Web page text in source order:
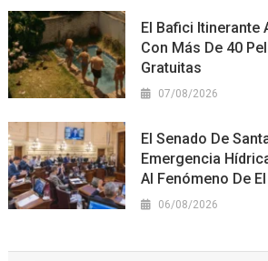
El Bafici Itinerante
Con Más De 40
Gratuitas
07/08/2026
El Senado De
Emergencia
Al Fenómeno De
06/08/2026